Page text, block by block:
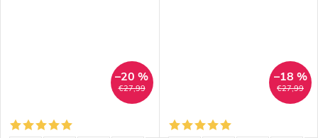
€27,99
–20 %
€27,99
–18 %